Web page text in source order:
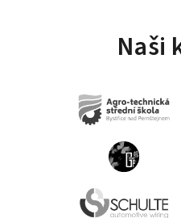
Naši